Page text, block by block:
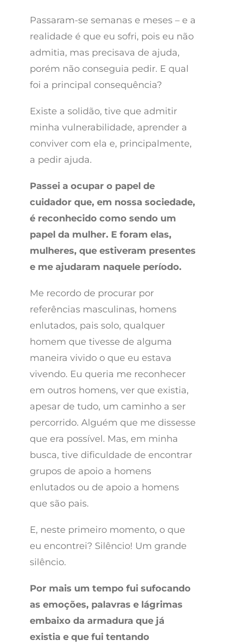
Passaram-se semanas e meses – e a
realidade é que eu sofri, pois eu não
admitia, mas precisava de ajuda,
porém não conseguia pedir. E qual
foi a principal consequência?
Existe a solidão, tive que admitir
minha vulnerabilidade, aprender a
conviver com ela e, principalmente,
a pedir ajuda.
Passei a ocupar o papel de
cuidador que, em nossa sociedade,
é reconhecido como sendo um
papel da mulher. E foram elas,
mulheres, que estiveram presentes
e me ajudaram naquele período.
Me recordo de procurar por
referências masculinas, homens
enlutados, pais solo, qualquer
homem que tivesse de alguma
maneira vivido o que eu estava
vivendo. Eu queria me reconhecer
em outros homens, ver que existia,
apesar de tudo, um caminho a ser
percorrido. Alguém que me dissesse
que era possível. Mas, em minha
busca, tive dificuldade de encontrar
grupos de apoio a homens
enlutados ou de apoio a homens
que são pais.
E, neste primeiro momento, o que
eu encontrei? Silêncio! Um grande
silêncio.
Por mais um tempo fui sufocando
as emoções, palavras e lágrimas
embaixo da armadura que já
existia e que fui tentando